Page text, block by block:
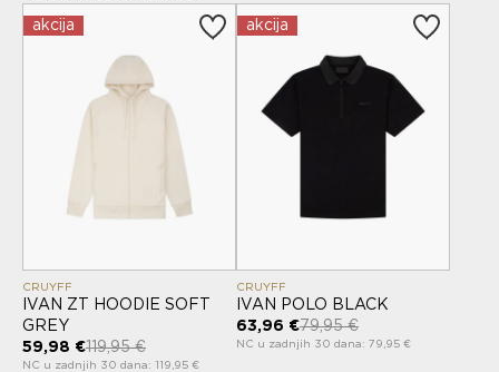
akcija
CRUYFF
IVAN ZT HOODIE SOFT
GREY
59,98 €119,95 €
NC u zadnjih 30 dana: 119,95 €
akcija
CRUYFF
IVAN POLO BLACK
63,96 €79,95 €
NC u zadnjih 30 dana: 79,95 €